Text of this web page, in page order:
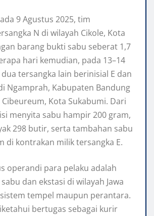
9 Agustus 2025, tim
N di wilayah Cikole, Kota
barang bukti sabu seberat 1,7
hari kemudian, pada 13–14
tersangka lain berinisial E dan
Ngamprah, Kabupaten Bandung
Kota Sukabumi. Dari
menyita sabu hampir 200 gram,
298 butir, serta tambahan sabu
di kontrakan milik tersangka E.
operandi para pelaku adalah
dan ekstasi di wilayah Jawa
tempel maupun perantara.
bertugas sebagai kurir